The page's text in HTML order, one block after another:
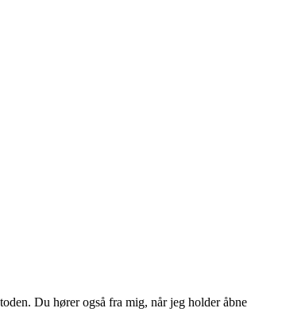
Du hører også fra mig, når jeg holder åbne